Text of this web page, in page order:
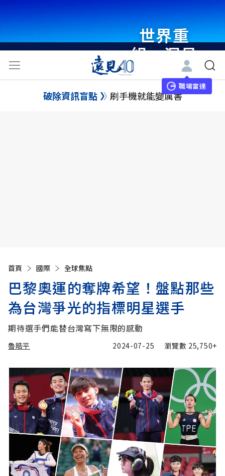
世界重
組・洞見
未來 與
世界領袖
職場雷達
破除資訊盲點 刷手機就能變厲害
首頁 國際 全球焦點
巴黎奧運的奪牌希望！盤點那些
為台灣爭光的指標明星選手
期待選手們能替台灣寫下無限的感動
魯皓平 2024-07-25 瀏覽數 25,750+